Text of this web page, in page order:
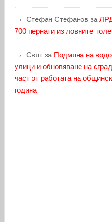
Стефан Стефановза
700 пернати из ловните
Святза Подмяна на
улици и обновяване на
част от работата на
година